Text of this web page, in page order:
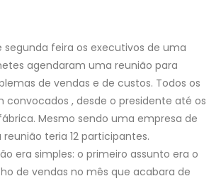
segunda feira os executivos de uma
agendaram uma reunião para
de vendas e de custos. Todos os
convocados , desde o presidente até os
Mesmo sendo uma empresa de
teria 12 participantes.
era simples: o primeiro assunto era o
de vendas no mês que acabara de